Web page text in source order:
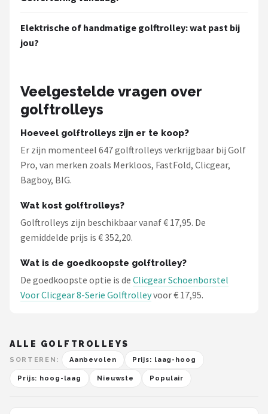
Elektrische of handmatige golftrolley: wat past bij
jou?
Veelgestelde vragen over
golftrolleys
Hoeveel golftrolleys zijn er te koop?
Er zijn momenteel 647 golftrolleys verkrijgbaar bij Golf
Pro, van merken zoals Merkloos, FastFold, Clicgear,
Bagboy, BIG.
Wat kost golftrolleys?
Golftrolleys zijn beschikbaar vanaf € 17,95. De
gemiddelde prijs is € 352,20.
Wat is de goedkoopste golftrolley?
De goedkoopste optie is de Clicgear Schoenborstel
Voor Clicgear 8-Serie Golftrolleyvoor € 17,95.
ALLE GOLFTROLLEYS
SORTEREN: Aanbevolen Prijs: laag-hoog
Prijs: hoog-laag Nieuwste Populair